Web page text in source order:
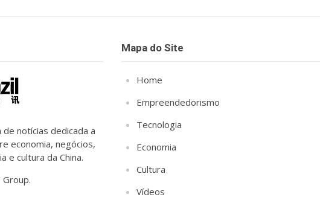
notícias dedicada a
economia, negócios,
e cultura da China.
Mapa do Site
Home
Empreendedorismo
Tecnologia
Economia
Cultura
Vídeos